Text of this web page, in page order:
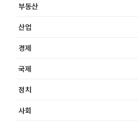
부동산
산업
경제
국제
정치
사회